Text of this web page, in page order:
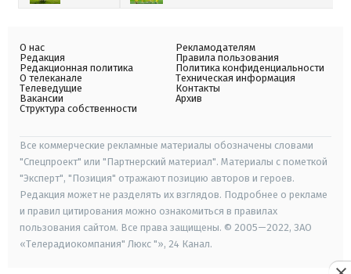
О нас
Редакция
Редакционная политика
О телеканале
Телеведущие
Вакансии
Структура собственности
Рекламодателям
Правила пользования
Политика конфиденциальности
Техническая информация
Контакты
Архив
Все коммерческие рекламные материалы обозначены словами
"Спецпроект" или "Партнерский материал". Материалы с пометкой
"Эксперт", "Позиция" отражают позицию авторов и героев.
Редакция может не разделять их взглядов. Подробнее о рекламе
и правил цитирования можно ознакомиться в правилах
пользования сайтом. Все права защищены. © 2005—2022, ЗАО
«Телерадиокомпания" Люкс "», 24 Канал.